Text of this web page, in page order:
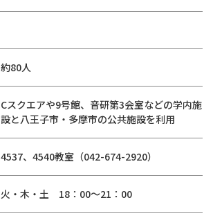
約80人
Cスクエアや9号館、音研第3会室などの学内施
設と八王子市・多摩市の公共施設を利用
4537、4540教室（042-674-2920）
火・木・土 18：00～21：00